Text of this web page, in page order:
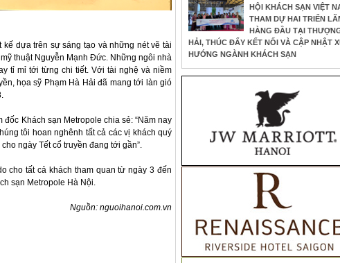
dựa trên sự sáng tạo và những nét vẽ tài
thuật Nguyễn Mạnh Đức. Những ngôi nhà
tỉ mỉ tới từng chi tiết. Với tài nghệ và niềm
họa sỹ Phạm Hà Hải đã mang tới làn gió
Khách sạn Metropole chia sẻ: “Năm nay
tôi hoan nghênh tất cả các vị khách quý
ngày Tết cổ truyền đang tới gần”.
cho tất cả khách tham quan từ ngày 3 đến
sạn Metropole Hà Nội.
Nguồn: nguoihanoi.com.vn
HỘI KHÁCH SẠN VIỆT
THAM DỰ HAI TRIỂN
HÀNG ĐẦU TẠI
HẢI, THÚC ĐẨY KẾT NỐI VÀ CẬP NHẬT
HƯỚNG NGÀNH KHÁCH SẠN